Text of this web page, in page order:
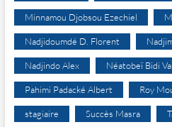
Minnamou Djobsou Ezechiel
Nadjidoumdé D. Florent
Nadjindo Alex Néatobeï Bidi
Pahimi Padacké Albert Roy
stagiaire Succès Masra